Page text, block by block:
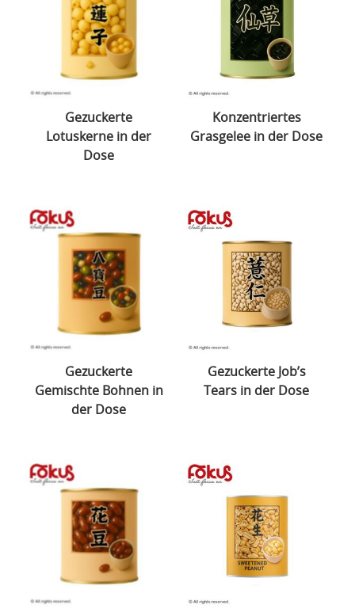
Gezuckerte
Lotuskerne in der
Dose
Konzentriertes
Grasgelee in der Dose
Gezuckerte
Gemischte Bohnen in
der Dose
Gezuckerte Job’s
Tears in der Dose